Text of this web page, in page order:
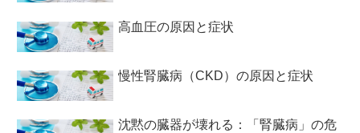
高血圧の原因と症状
慢性腎臓病（CKD）の原因と症状
沈黙の臓器が壊れる：「腎臓病」の危